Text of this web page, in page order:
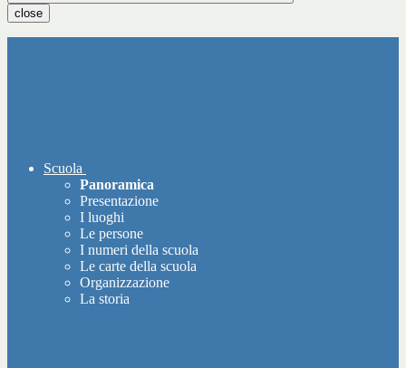
close
Scuola
Panoramica
Presentazione
I luoghi
Le persone
I numeri della scuola
Le carte della scuola
Organizzazione
La storia